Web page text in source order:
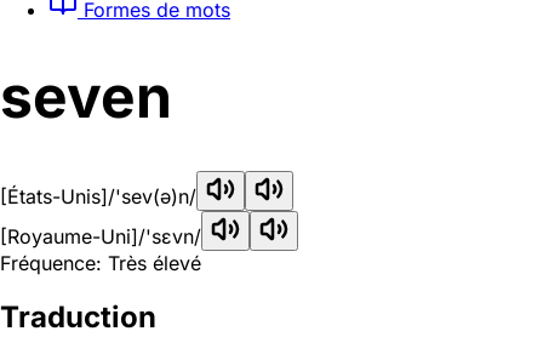
Formes de mots
seven
[États-Unis]/'sev(ə)n/
[Royaume-Uni]/'sɛvn/
Fréquence: Très élevé
Traduction